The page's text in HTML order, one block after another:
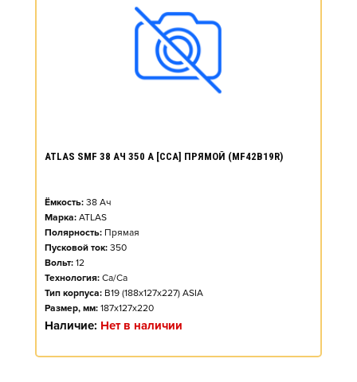
ATLAS SMF 38 АЧ 350 А [CCA] ПРЯМОЙ (MF42B19R)
Ёмкость: 38 Ач
Марка: ATLAS
Полярность: Прямая
Пусковой ток: 350
Вольт: 12
Технология: Ca/Ca
Тип корпуса: B19 (188x127x227) ASIA
Размер, мм: 187x127x220
Наличие: Нет в наличии